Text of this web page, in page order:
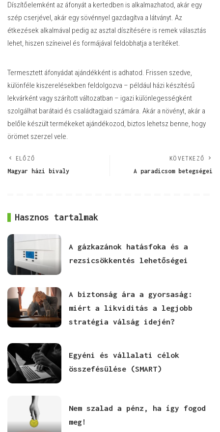
Díszítőelemként az áfonyát a kertedben is alkalmazhatod, akár egy
szép cserjével, akár egy sövénnyel gazdagítva a látványt. Az
étkezések alkalmával pedig az asztal díszítésére is remek választás
lehet, hiszen színeivel és formájával feldobhatja a terítéket.
Termesztett áfonyádat ajándékként is adhatod. Frissen szedve,
különféle kiszerelésekben feldolgozva – például házi készítésű
lekvárként vagy szárított változatban – igazi különlegességként
szolgálhat barátaid és családtagjaid számára. Akár a növényt, akár a
belőle készült termékeket ajándékozod, biztos lehetsz benne, hogy
örömet szerzel vele.
ELŐZŐ
Magyar házi bivaly
KÖVETKEZŐ
A paradicsom betegségei
Hasznos tartalmak
A gázkazánok hatásfoka és a
rezsicsökkentés lehetőségei
A biztonság ára a gyorsaság:
miért a likviditás a legjobb
stratégia válság idején?
Egyéni és vállalati célok
összefésülése (SMART)
Nem szalad a pénz, ha így fogod
meg!